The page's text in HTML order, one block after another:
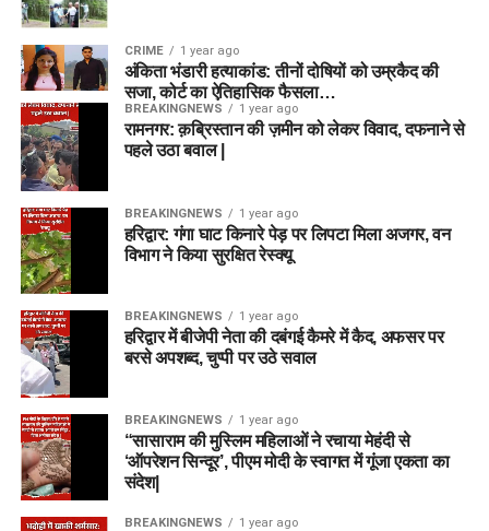
CRIME 1 year ago
अंकिता भंडारी हत्याकांड: तीनों दोषियों को उम्रकैद की
सजा, कोर्ट का ऐतिहासिक फैसला…
BREAKINGNEWS 1 year ago
रामनगर: क़ब्रिस्तान की ज़मीन को लेकर विवाद, दफनाने से
पहले उठा बवाल |
BREAKINGNEWS 1 year ago
हरिद्वार: गंगा घाट किनारे पेड़ पर लिपटा मिला अजगर, वन
विभाग ने किया सुरक्षित रेस्क्यू
BREAKINGNEWS 1 year ago
हरिद्वार में बीजेपी नेता की दबंगई कैमरे में कैद, अफसर पर
बरसे अपशब्द, चुप्पी पर उठे सवाल
BREAKINGNEWS 1 year ago
“सासाराम की मुस्लिम महिलाओं ने रचाया मेहंदी से
‘ऑपरेशन सिन्दूर’, पीएम मोदी के स्वागत में गूंजा एकता का
संदेश|
BREAKINGNEWS 1 year ago